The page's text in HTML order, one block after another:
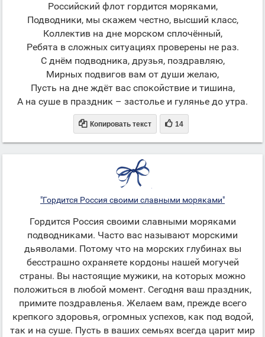
Российский флот гордится моряками,
Подводники, мы скажем честно, высший класс,
Коллектив на дне морском сплочённый,
Ребята в сложных ситуациях проверены не раз.
С днём подводника, друзья, поздравляю,
Мирных подвигов вам от души желаю,
Пусть на дне ждёт вас спокойствие и тишина,
А на суше в праздник – застолье и гулянье до утра.
 Копировать текст  14
"Гордится Россия своими славными моряками"
Гордится Россия своими славными моряками
подводниками. Часто вас называют морскими
дьяволами. Потому что на морских глубинах вы
бесстрашно охраняете кордоны нашей могучей
страны. Вы настоящие мужики, на которых можно
положиться в любой момент. Сегодня ваш праздник,
примите поздравленья. Желаем вам, прежде всего
крепкого здоровья, огромных успехов, как под водой,
так и на суше. Пусть в ваших семьях всегда царит мир